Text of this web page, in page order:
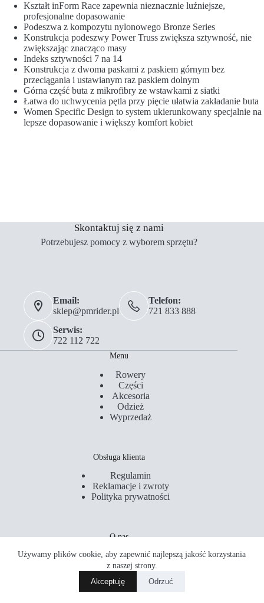
Używamy plików cookie, aby zapewnić najlepszą jakość korzystania
z naszej strony.
Akceptuję
Odrzuć
Kształt inForm Race zapewnia nieznacznie luźniejsze,
profesjonalne dopasowanie
Podeszwa z kompozytu nylonowego Bronze Series
Konstrukcja podeszwy Power Truss zwiększa sztywność, nie
zwiększając znacząco masy
Indeks sztywności 7 na 14
Konstrukcja z dwoma paskami z paskiem górnym bez
przeciągania i ustawianym raz paskiem dolnym
Górna część buta z mikrofibry ze wstawkami z siatki
Łatwa do uchwycenia pętla przy pięcie ułatwia zakładanie buta
Women Specific Design to system ukierunkowany specjalnie na
lepsze dopasowanie i większy komfort kobiet
Skontaktuj się z nami
Potrzebujesz pomocy z wyborem sprzętu?
Email:
sklep@pmrider.pl
Telefon:
721 833 888
Serwis:
722 112 722
Menu
Rowery
Części
Akcesoria
Odzież
Wyprzedaż
Obsługa klienta
Regulamin
Reklamacje i zwroty
Polityka prywatności
O nas
Kontakt
Serwis
Sklepy
Akademia Rowerowa